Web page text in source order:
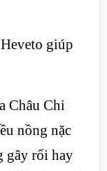
giúp
Châu Chi
nồng nặc
gây rối hay